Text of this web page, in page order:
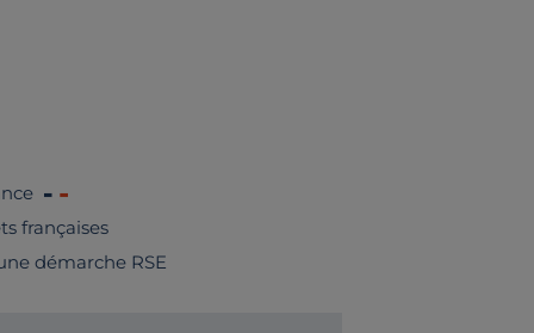
françaises
démarche RSE